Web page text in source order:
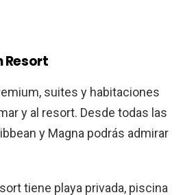
Resort
suites y habitaciones
y al resort. Desde todas las
y Magna podrás admirar
tiene playa privada, piscina